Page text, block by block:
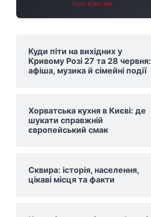
Куди піти на вихідних у
Кривому Розі 27 та 28 червня:
афіша, музика й сімейні події
Хорватська кухня в Києві: де
шукати справжній
європейський смак
Сквира: історія, населення,
цікаві місця та факти